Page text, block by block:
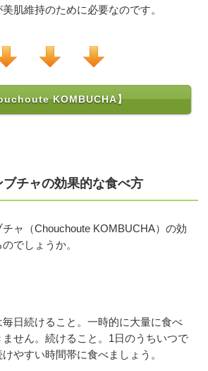
肌維持のために必要なのです。
KOMBUCHA】
チャの効果的な食べ方
ャ（Chouchoute KOMBUCHA）の効
でしょうか。
日続けること。一時的に大量に食べ
せん。続けること。1日のうちいつで
やすい時間帯に食べましょう。